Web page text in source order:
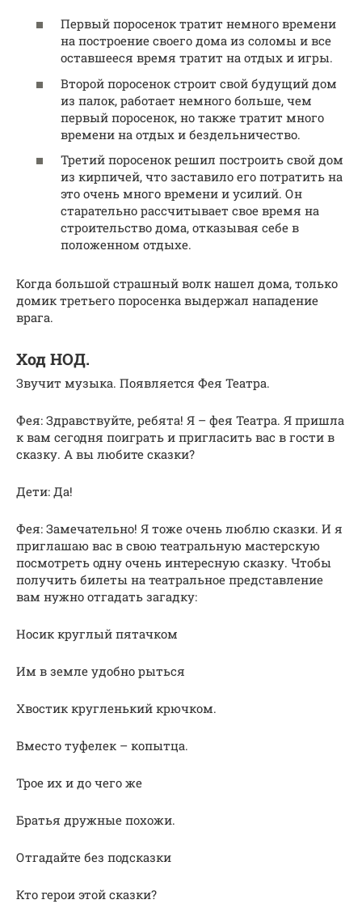
Первый поросенок тратит немного времени
на построение своего дома из соломы и все
оставшееся время тратит на отдых и игры.
Второй поросенок строит свой будущий дом
из палок, работает немного больше, чем
первый поросенок, но также тратит много
времени на отдых и бездельничество.
Третий поросенок решил построить свой дом
из кирпичей, что заставило его потратить на
это очень много времени и усилий. Он
старательно рассчитывает свое время на
строительство дома, отказывая себе в
положенном отдыхе.
Когда большой страшный волк нашел дома, только
домик третьего поросенка выдержал нападение
врага.
Ход НОД.
Звучит музыка. Появляется Фея Театра.
Фея: Здравствуйте, ребята! Я – фея Театра. Я пришла
к вам сегодня поиграть и пригласить вас в гости в
сказку. А вы любите сказки?
Дети: Да!
Фея: Замечательно! Я тоже очень люблю сказки. И я
приглашаю вас в свою театральную мастерскую
посмотреть одну очень интересную сказку. Чтобы
получить билеты на театральное представление
вам нужно отгадать загадку:
Носик круглый пятачком
Им в земле удобно рыться
Хвостик кругленький крючком.
Вместо туфелек – копытца.
Трое их и до чего же
Братья дружные похожи.
Отгадайте без подсказки
Кто герои этой сказки?